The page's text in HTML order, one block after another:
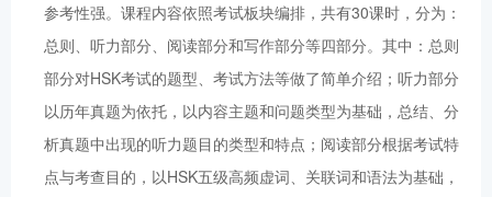
参考性强。课程内容依照考试板块编排，共有30课时，分为：
总则、听力部分、阅读部分和写作部分等四部分。其中：总则
部分对HSK考试的题型、考试方法等做了简单介绍；听力部分
以历年真题为依托，以内容主题和问题类型为基础，总结、分
析真题中出现的听力题目的类型和特点；阅读部分根据考试特
点与考查目的，以HSK五级高频虚词、关联词和语法为基础，